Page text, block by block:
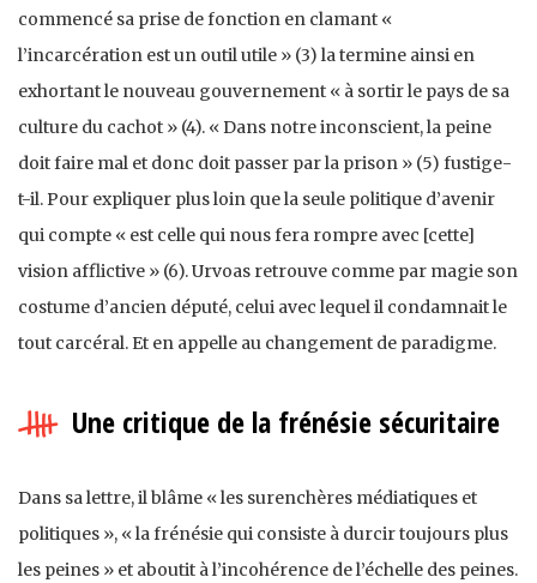
commencé sa prise de fonction en clamant «
l’incarcération est un outil utile » (3) la termine ainsi en
exhortant le nouveau gouvernement « à sortir le pays de sa
culture du cachot » (4). « Dans notre inconscient, la peine
doit faire mal et donc doit passer par la prison » (5) fustige-
t-il. Pour expliquer plus loin que la seule politique d’avenir
qui compte « est celle qui nous fera rompre avec [cette]
vision afflictive » (6). Urvoas retrouve comme par magie son
costume d’ancien député, celui avec lequel il condamnait le
tout carcéral. Et en appelle au changement de paradigme.
Une critique de la frénésie sécuritaire
Dans sa lettre, il blâme « les surenchères médiatiques et
politiques », « la frénésie qui consiste à durcir toujours plus
les peines » et aboutit à l’incohérence de l’échelle des peines.